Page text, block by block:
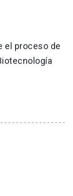
el proceso de